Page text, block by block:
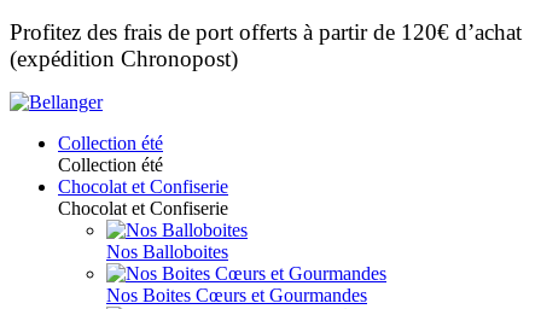
Profitez des frais de port offerts à partir de 120€ d’achat
(expédition Chronopost)
Collection été
Collection été
Chocolat et Confiserie
Chocolat et Confiserie
Nos Balloboites
Nos Boites Cœurs et Gourmandes